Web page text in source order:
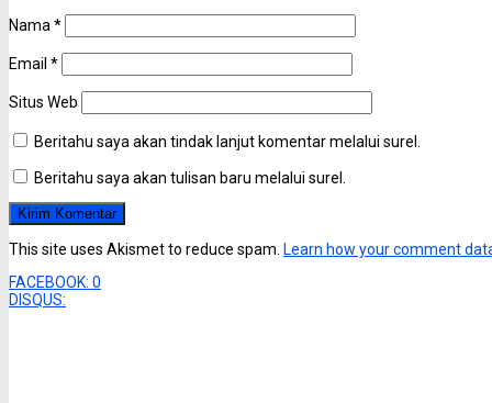
Nama *
Email *
Situs Web
Beritahu saya akan tindak lanjut komentar melalui surel.
Beritahu saya akan tulisan baru melalui surel.
This site uses Akismet to reduce spam. Learn how your comment
FACEBOOK: 0
DISQUS: